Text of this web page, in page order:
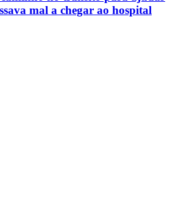
mal a chegar ao hospital